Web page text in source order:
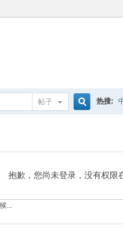
帖子
索
热搜:
抱歉，您尚未登录，没有权限
...